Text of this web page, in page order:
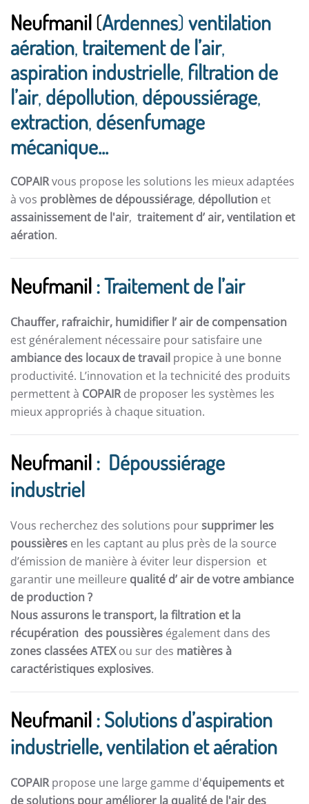
Neufmanil(Ardennes)ventilation
aération, traitement de l’air,
aspiration industrielle, filtration de
l’air, dépollution, dépoussiérage,
extraction, désenfumage
mécanique...
COPAIRvous propose les solutions les mieux adaptées
à vos problèmes de dépoussiérage, dépollution et
assainissement de l'air, traitement d’ air,ventilation et
aération.
Neufmanil: Traitement de l’air
Chauffer, rafraichir, humidifier l’ air de compensation
est généralement nécessaire pour satisfaire une
ambiance des locaux de travail propice à une bonne
productivité. L’innovation et la technicité des produits
permettent à COPAIRde proposer les systèmes les
mieux appropriés à chaque situation.
Neufmanil: Dépoussiérage
industriel
Vous recherchez des solutions poursupprimer les
poussières en les captant au plus près de la source
d’émission de manière à éviter leur dispersion et
garantir une meilleure qualité d’ air de votre ambiance
de production ?
Nous assurons le transport, la filtration et la
récupération des poussières également dans des
zones classées ATEXou sur des matières à
caractéristiques explosives.
Neufmanil: Solutions d’aspiration
industrielle, ventilation et aération
COPAIRpropose une large gamme d'équipements et
de solutions pour améliorer la qualité de l'air des